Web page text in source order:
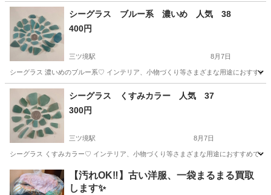
茨城 古河市 その他
シーグラス ブルー系 濃いめ 人気 38
400円
三ツ境駅 8月7日
シーグラス 濃いめのブルー系♡ インテリア、小物づくり等さまざまな用途におすす
神奈川 横浜市 三ツ境駅 生活雑貨 シーグラス
シーグラス くすみカラー 人気 37
300円
三ツ境駅 8月7日
シーグラス くすみカラー♡ インテリア、小物づくり等さまざまな用途におすすめで
神奈川 横浜市 三ツ境駅 生活雑貨 シーグラス
【汚れOK‼️】古い洋服、一袋まるまる買取
します✨